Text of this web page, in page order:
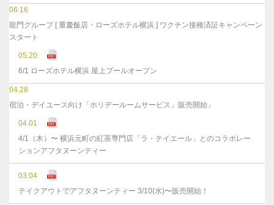
06.16
龍門グループ [ 重慶飯店・ローズホテル横浜 ] ワクチン接種済証キャンペーン
スタート
05.20
6/1 ローズホテル横浜 屋上プールオープン
04.28
宿泊・デイユース向け「ホリデールームサービス」販売開始」
04.01
4/1（木）〜 横浜元町の紅茶専門店「ラ・テイエール」とのコラボレー
ションアフタヌーンティー
03.04
テイクアウトでアフタヌーンティー 3/10(水)〜販売開始！